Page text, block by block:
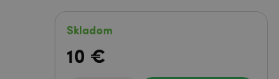
Skladom
10 €